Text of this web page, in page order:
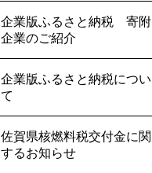
企業版ふるさと納税 寄附
企業のご紹介
企業版ふるさと納税につい
て
佐賀県核燃料税交付金に関
するお知らせ